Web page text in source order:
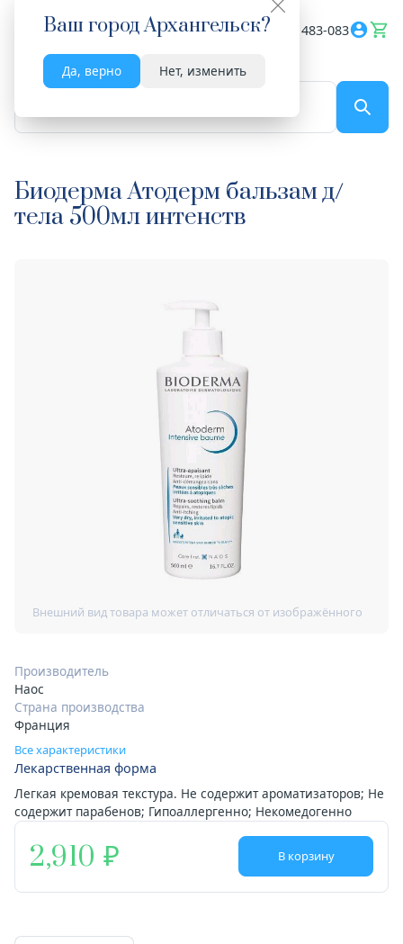
Ваш городАрхангельск?
Да, верно Нет, изменить
Весь сайт 8182 483-083
Биодерма Атодерм бальзам д/
тела 500мл интенств
Производитель
Наос
Страна производства
Франция
Все характеристики
Лекарственная форма
Легкая кремовая текстура. Не содержит ароматизаторов; Не
содержит парабенов; Гипоаллергенно; Некомедогенно
2,910 В корзину